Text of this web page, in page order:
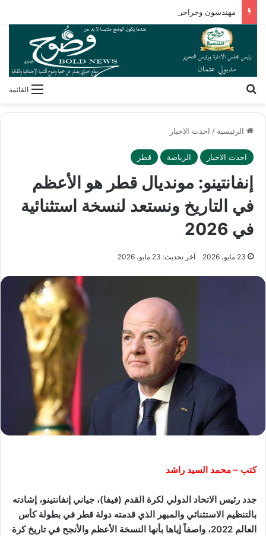
القائمة
الرئيسية / احدث الاخبار
احدث الاخبار الرياضة قطر
إنفانتينو: مونديال قطر هو الأعظم
في التاريخ ونستعد لنسخة استثنائية
في 2026
23 مايو، 2026 آخر تحديث: 23 مايو، 2026
كتب – محمد السيد راشد
جدد رئيس الاتحاد الدولي لكرة القدم (فيفا)، جياني إنفانتينو، إشادته
بالتنظيم الاستثنائي والمبهر الذي قدمته دولة قطر في بطولة كأس
العالم 2022، واصفاً إياها بأنها النسخة الأعظم والأنجح في تاريخ كرة